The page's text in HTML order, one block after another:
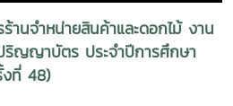
านจำหน่ายสินค้าและดอกไม้ งาน
ริญญาบัตร ประจำปีการศึกษา
ที่ 48)